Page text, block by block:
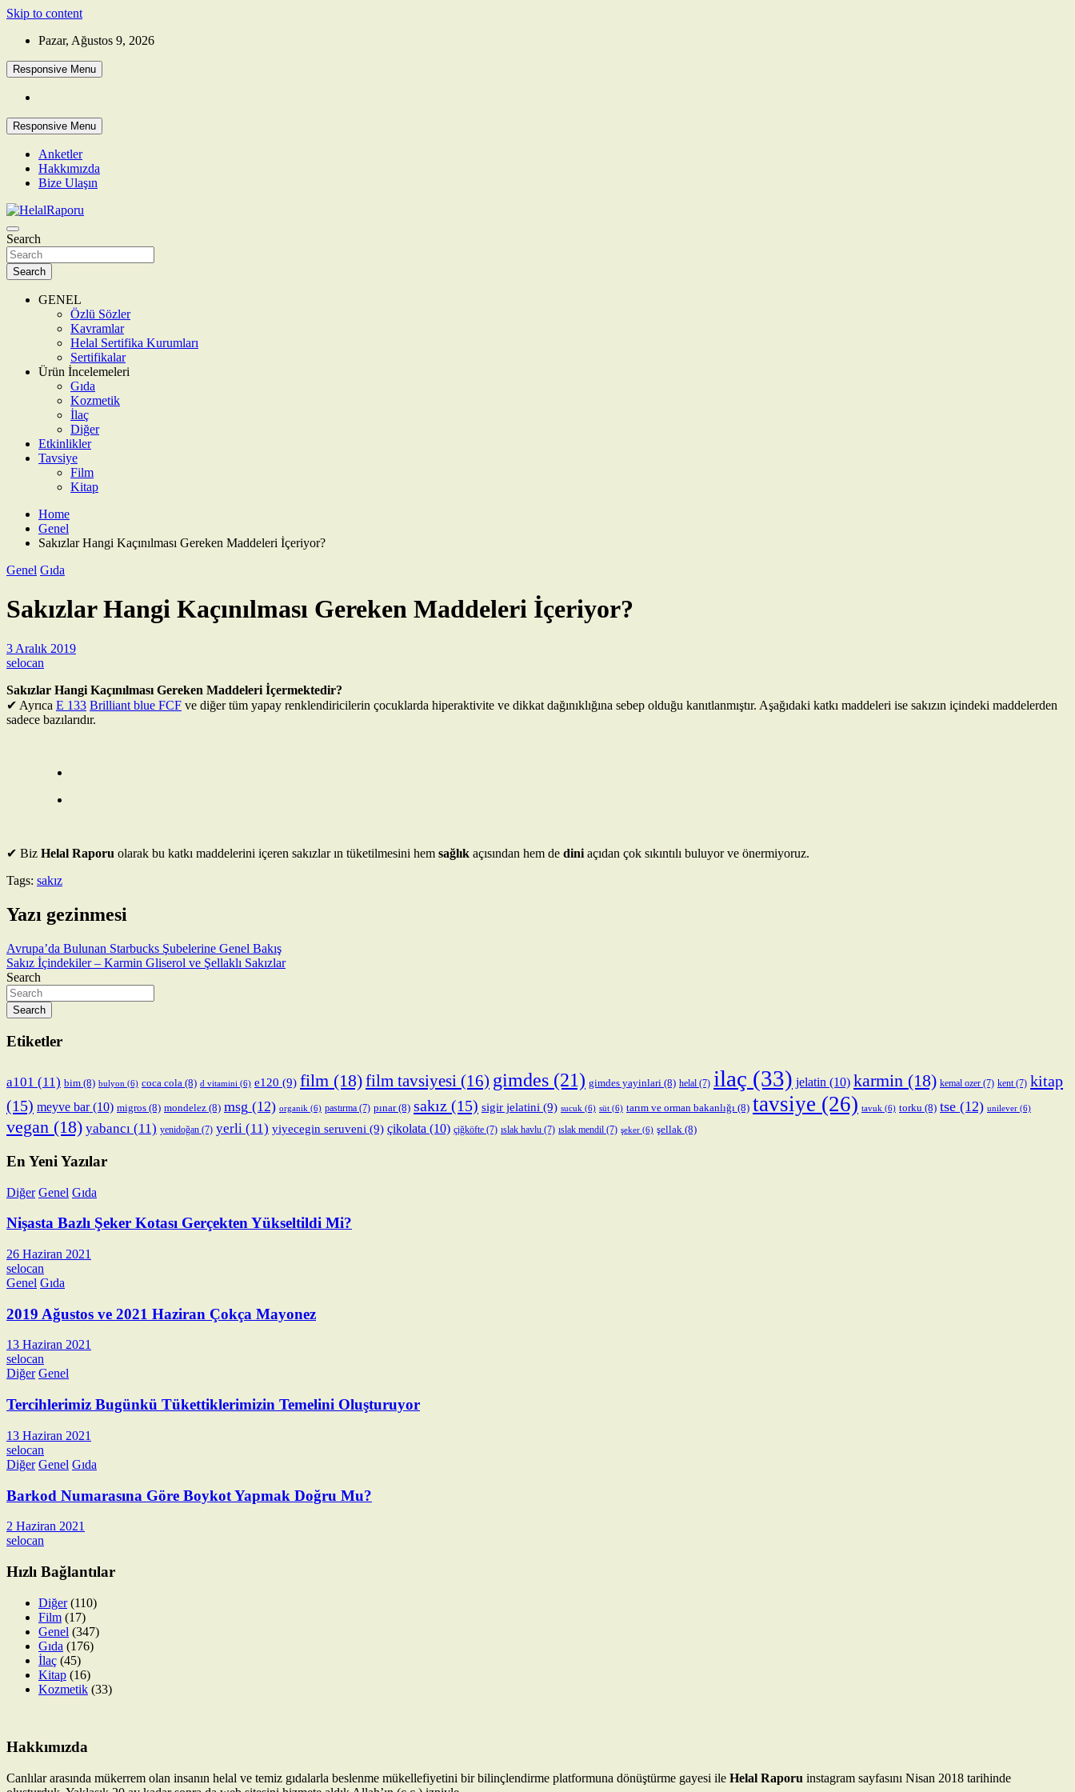
Skip to content
Pazar, Ağustos 9, 2026
Responsive Menu
Responsive Menu
Anketler
Hakkımızda
Bize Ulaşın
HelalRaporu
Search
Search
GENEL
Özlü Sözler
Kavramlar
Helal Sertifika Kurumları
Sertifikalar
Ürün İncelemeleri
Gıda
Kozmetik
İlaç
Diğer
Etkinlikler
Tavsiye
Film
Kitap
Home
Genel
Sakızlar Hangi Kaçınılması Gereken Maddeleri İçeriyor?
Genel Gıda
Sakızlar Hangi Kaçınılması Gereken Maddeleri İçeriyor?
3 Aralık 2019
selocan
Sakızlar Hangi Kaçınılması Gereken Maddeleri İçermektedir?
✔ Ayrıca E 133 Brilliant blue FCF ve diğer tüm yapay renklendiricilerin çocuklarda hiperaktivite ve dikkat dağınıklığına sebep olduğu kanıtlanmıştır. Aşağıdaki katkı maddeleri ise sakızın içindeki maddelerden
sadece bazılarıdır.
✔ Biz Helal Raporu olarak bu katkı maddelerini içeren sakızlar ın tüketilmesini hem sağlık açısından hem de dini açıdan çok sıkıntılı buluyor ve önermiyoruz.
Tags: sakız
Yazı gezinmesi
Avrupa’da Bulunan Starbucks Şubelerine Genel Bakış
Sakız İçindekiler – Karmin Gliserol ve Şellaklı Sakızlar
Search
Search
Etiketler
a101 (11) bim (8) bulyon (6) coca cola (8) d vitamini (6) e120 (9) film (18)film tavsiyesi (16) gimdes (21) gimdes yayinlari (8) helal (7) ilaç (33) jelatin (10) karmin (18) kemal ozer (7) kent(7) kitap
(15) meyve bar(10) migros (8) mondelez (8) msg (12) organik (6) pastırma (7) pınar(8) sakız (15) sigir jelatini (9) sucuk (6) süt (6) tarım ve orman bakanlığı (8) tavsiye (26) tavuk (6) torku (8) tse (12) unilever (6)
vegan (18) yabancı (11) yenidoğan (7) yerli (11) yiyecegin seruveni (9) çikolata (10) çiğköfte (7) ıslak havlu (7) ıslak mendil (7) şeker (6) şellak (8)
En Yeni Yazılar
Diğer Genel Gıda
Nişasta Bazlı Şeker Kotası Gerçekten Yükseltildi Mi?
26 Haziran 2021
selocan
Genel Gıda
2019 Ağustos ve 2021 Haziran Çokça Mayonez
13 Haziran 2021
selocan
Diğer Genel
Tercihlerimiz Bugünkü Tükettiklerimizin Temelini Oluşturuyor
13 Haziran 2021
selocan
Diğer Genel Gıda
Barkod Numarasına Göre Boykot Yapmak Doğru Mu?
2 Haziran 2021
selocan
Hızlı Bağlantılar
Diğer(110)
Film (17)
Genel (347)
Gıda (176)
İlaç (45)
Kitap (16)
Kozmetik (33)
Hakkımızda
Canlılar arasında mükerrem olan insanın helal ve temiz gıdalarla beslenme mükellefiyetini bir bilinçlendirme platformuna dönüştürme gayesi ile Helal Raporu instagram sayfasını Nisan 2018 tarihinde